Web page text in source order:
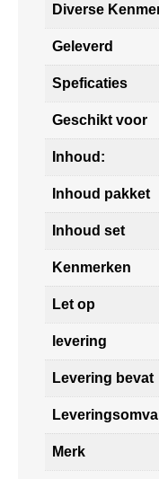
Diverse
Geleverd
Speficaties
Geschikt voor
Inhoud:
Inhoud pakket
Inhoud set
Kenmerken
Let op
levering
Levering bevat
Merk